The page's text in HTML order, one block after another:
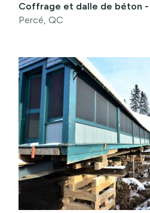
Coffrage et dalle de béton -
Percé, QC